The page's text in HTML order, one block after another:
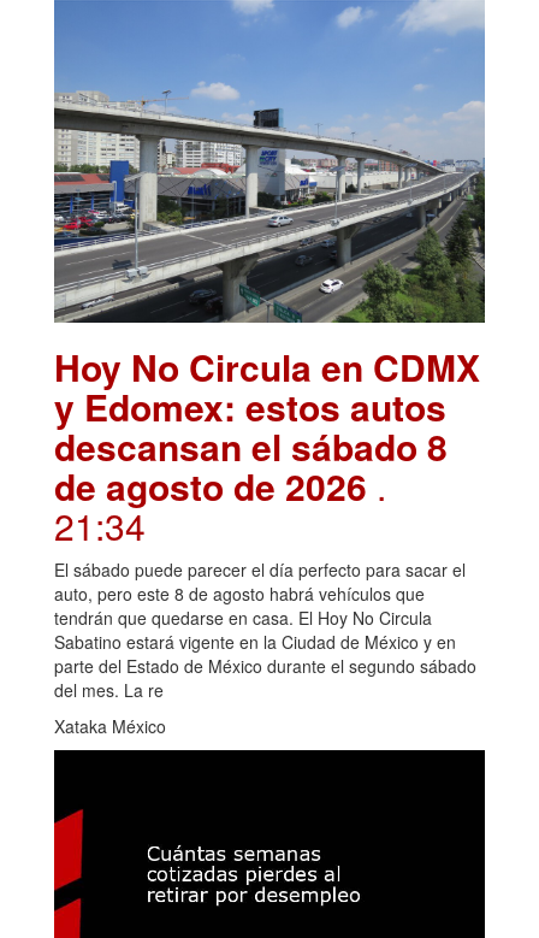
Hoy No Circula en CDMX
y Edomex: estos autos
descansan el sábado 8
de agosto de 2026 .
21:34
El sábado puede parecer el día perfecto para sacar el
auto, pero este 8 de agosto habrá vehículos que
tendrán que quedarse en casa. El Hoy No Circula
Sabatino estará vigente en la Ciudad de México y en
parte del Estado de México durante el segundo sábado
del mes. La re
Xataka México